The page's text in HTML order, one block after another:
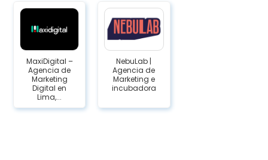
MaxiDigital –
Agencia de
Marketing
Digital en
Lima,...
NebuLab |
Agencia de
Marketing e
incubadora